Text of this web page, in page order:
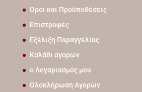
Όροι και Προϋποθέσεις
Επιστροφές
Εξέλιξη Παραγγελίας
Καλάθι αγορών
ο Λογαριασμός μου
Ολοκλήρωση Αγορών